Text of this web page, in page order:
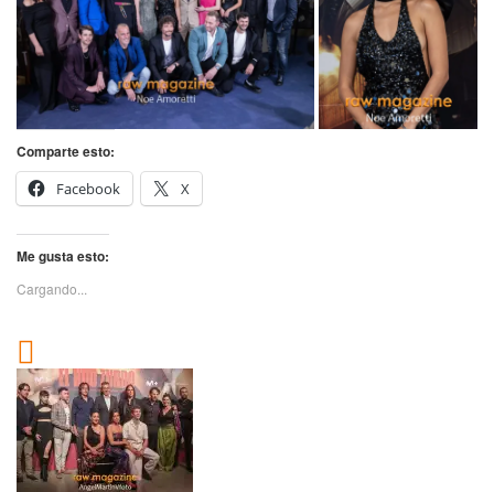
Comparte esto:
Facebook
X
Me gusta esto:
Cargando...